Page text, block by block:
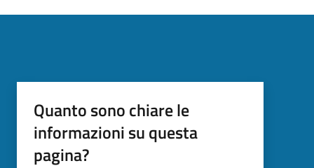
Quanto sono chiare le
informazioni su questa
pagina?